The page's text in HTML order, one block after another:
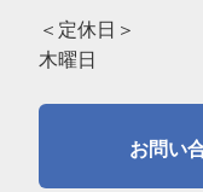
＜定休日＞
木曜日
お問い